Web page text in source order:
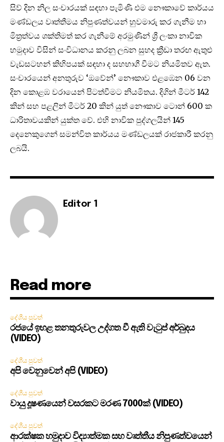
සිව් දින නිල සංචාරයක් සඳහා පැමිණි එම නෞකාවේ කාර්යය
මණ්ඩලය වෘත්තීමය නිපුණත්වයන් හුවමාරු කර ගැනීම හා
මිත්‍රත්වය ශක්තිමත් කර ගැනීමේ අරමුණින් ශ්‍රී ලංකා නාවික
හමුදාව විසින් සංවිධානය කරනු ලබන සුහද ක්‍රීඩා තරඟ ඇතුළු
වැඩසටහන් කිහිපයක් සඳහා ද සහභාගී වීමට නියමිතව ඇත.
සංචාරයෙන් අනතුරුව ‘ඔවේන්’ නෞකාව එළඹෙන 06 වන
දින කොළඹ වරායෙන් පිටත්වීමට නියමිතය. දිගින් මීටර් 142
කින් සහ පළලින් මීටර් 20 කින් යුත් නෞකාව ටොන් 600 ක
ධාරිතාවයකින් යුක්ත වේ. එහි නාවික පුද්ගලයින් 145
දෙනෙකුගෙන් සමන්විත කාර්යය මණ්ඩලයක් රාජකාරී කරනු
ලබයි.
Editor 1
Read more
දේශීය පුවත්
රජයේ ඉහළ තනතුරුවල උද්ගත වී ඇති වැටුප් අර්බුදය
(VIDEO)
දේශීය පුවත්
අපි වෙනුවෙන් අපි (VIDEO)
දේශීය පුවත්
වායු දූෂණයෙන් වසරකට මරණ 7000ක් (VIDEO)
දේශීය පුවත්
ආරක්ෂක හමුදාව විද්‍යාත්මක සහ වෘත්තීය නිපුණත්වයෙන්